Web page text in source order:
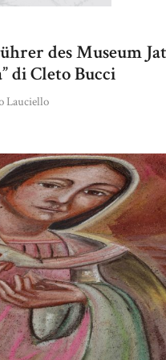
des Museum
di Cleto Bucci
Lauciello